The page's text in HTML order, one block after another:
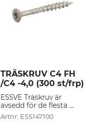
TRÄSKRUV C4 FH
/C4 -4,0 (300 st/frp)
ESSVE Träskruv är
avsedd för de flesta
montage i spånskivor,
trä, plast, plugg mm.
ESS147100